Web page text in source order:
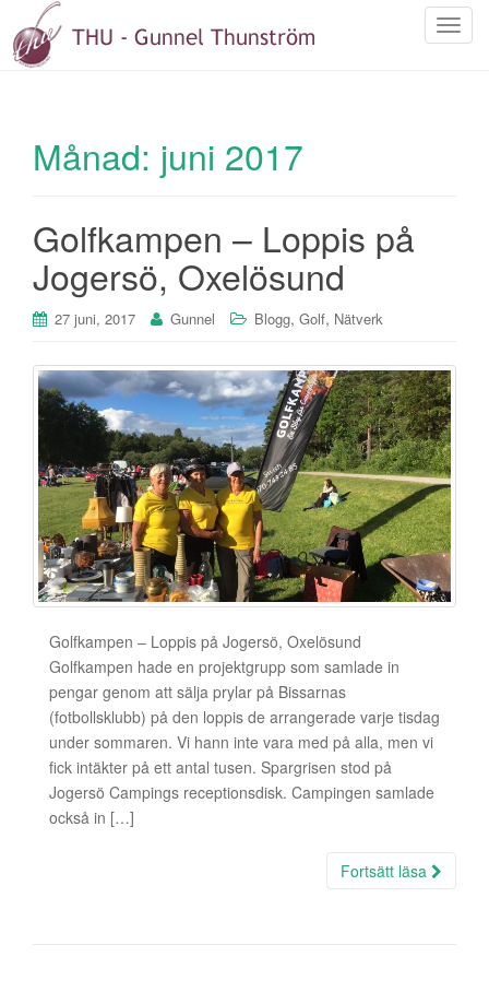
S
r
i
n
g
Månad: juni 2017
Golfkampen – Loppis på
Jogersö, Oxelösund
27 juni, 2017 Gunnel Blogg, Golf, Nätverk
Golfkampen – Loppis på Jogersö, Oxelösund
Golfkampen hade en projektgrupp som samlade in
pengar genom att sälja prylar på Bissarnas
(fotbollsklubb) på den loppis de arrangerade varje tisdag
under sommaren. Vi hann inte vara med på alla, men vi
fick intäkter på ett antal tusen. Spargrisen stod på
Jogersö Campings receptionsdisk. Campingen samlade
också in […]
Fortsätt läsa